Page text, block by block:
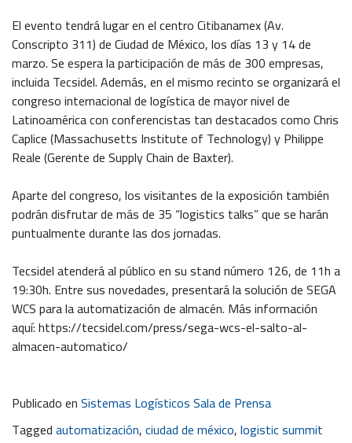
El evento tendrá lugar en el centro Citibanamex (Av.
Conscripto 311) de Ciudad de México, los días 13 y 14 de
marzo. Se espera la participación de más de 300 empresas,
incluida Tecsidel. Además, en el mismo recinto se organizará el
congreso internacional de logística de mayor nivel de
Latinoamérica con conferencistas tan destacados como Chris
Caplice (Massachusetts Institute of Technology) y Philippe
Reale (Gerente de Supply Chain de Baxter).
Aparte del congreso, los visitantes de la exposición también
podrán disfrutar de más de 35 “logistics talks” que se harán
puntualmente durante las dos jornadas.
Tecsidel atenderá al público en su stand número 126, de 11h a
19:30h. Entre sus novedades, presentará la solución de SEGA
WCS para la automatización de almacén. Más información
aquí: https://tecsidel.com/press/sega-wcs-el-salto-al-
almacen-automatico/
Publicado enSistemas Logísticos Sala de Prensa
Taggedautomatización,ciudad de méxico,logistic summit